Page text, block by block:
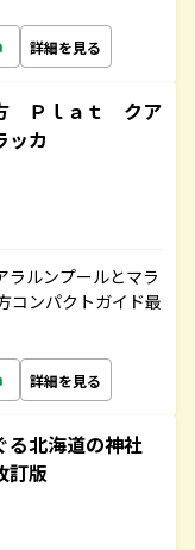
詳細を見る
Ｐｌａｔ クア
カ
ラルンプールとマラ
コンパクトガイド最
詳細を見る
北海道の神社
訂版